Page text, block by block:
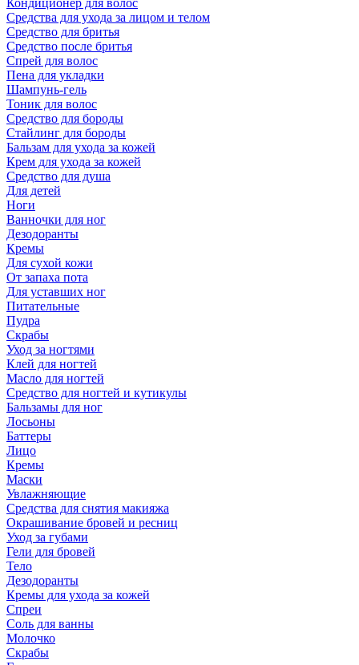
Кондиционер для волос
Средства для ухода за лицом и телом
Средство для бритья
Средство после бритья
Спрей для волос
Пена для укладки
Шампунь-гель
Тоник для волос
Средство для бороды
Стайлинг для бороды
Бальзам для ухода за кожей
Крем для ухода за кожей
Средство для душа
Для детей
Ноги
Ванночки для ног
Дезодоранты
Кремы
Для сухой кожи
От запаха пота
Для уставших ног
Питательные
Пудра
Скрабы
Уход за ногтями
Клей для ногтей
Масло для ногтей
Средство для ногтей и кутикулы
Бальзамы для ног
Лосьоны
Баттеры
Лицо
Кремы
Маски
Увлажняющие
Средства для снятия макияжа
Окрашивание бровей и ресниц
Уход за губами
Гели для бровей
Тело
Дезодоранты
Кремы для ухода за кожей
Спреи
Соль для ванны
Молочко
Скрабы